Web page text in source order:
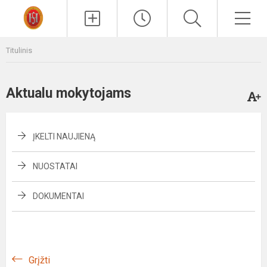
Titulinis
Aktualu mokytojams
ĮKELTI NAUJIENĄ
NUOSTATAI
DOKUMENTAI
Grįžti